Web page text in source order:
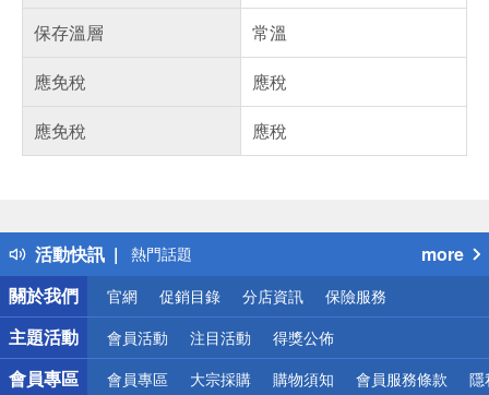
保存溫層
常溫
應免稅
應稅
應免稅
應稅
活動快訊
得獎公告
熱門話題
銀行優惠
偏遠地區配送
詐騙網頁！請小心！
more
關於我們
官網 促銷目錄 分店資訊 保險服務
主題活動 會員活動 注目活動 得獎公佈
會員專區 會員專區 大宗採購 購物須知 會員服務條款 隱